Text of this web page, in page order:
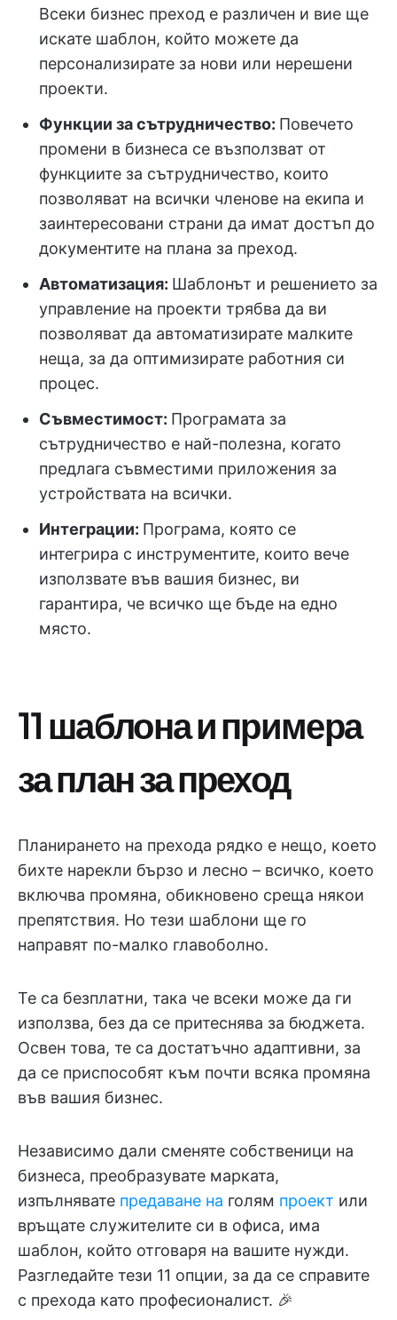
Всеки бизнес преход е различен и вие ще
искате шаблон, който можете да
персонализирате за нови или нерешени
проекти.
Функции за сътрудничество: Повечето
промени в бизнеса се възползват от
функциите за сътрудничество, които
позволяват на всички членове на екипа и
заинтересовани страни да имат достъп до
документите на плана за преход.
Автоматизация: Шаблонът и решението за
управление на проекти трябва да ви
позволяват да автоматизирате малките
неща, за да оптимизирате работния си
процес.
Съвместимост: Програмата за
сътрудничество е най-полезна, когато
предлага съвместими приложения за
устройствата на всички.
Интеграции: Програма, която се
интегрира с инструментите, които вече
използвате във вашия бизнес, ви
гарантира, че всичко ще бъде на едно
място.
11 шаблона и примера
за план за преход
Планирането на прехода рядко е нещо, което
бихте нарекли бързо и лесно – всичко, което
включва промяна, обикновено среща някои
препятствия. Но тези шаблони ще го
направят по-малко главоболно.
Те са безплатни, така че всеки може да ги
използва, без да се притеснява за бюджета.
Освен това, те са достатъчно адаптивни, за
да се приспособят към почти всяка промяна
във вашия бизнес.
Независимо дали сменяте собственици на
бизнеса, преобразувате марката,
изпълнявате предаване на голям проект или
връщате служителите си в офиса, има
шаблон, който отговаря на вашите нужди.
Разгледайте тези 11 опции, за да се справите
с прехода като професионалист. 🎉